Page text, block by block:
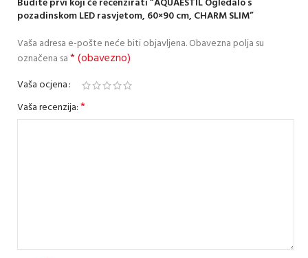
pozadinskom LED rasvjetom, 60×90 cm, CHARM SLIM”
Vaša adresa e-pošte neće biti objavljena.Obavezna polja su
označena sa* (obavezno)
Vaša ocjena
Vaša recenzija:*